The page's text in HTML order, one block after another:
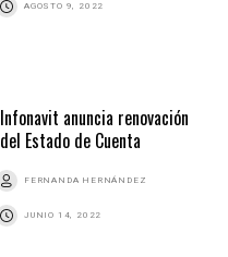
AGOSTO 9, 2022
Infonavit anuncia renovación
del Estado de Cuenta
FERNANDA HERNÁNDEZ
JUNIO 14, 2022